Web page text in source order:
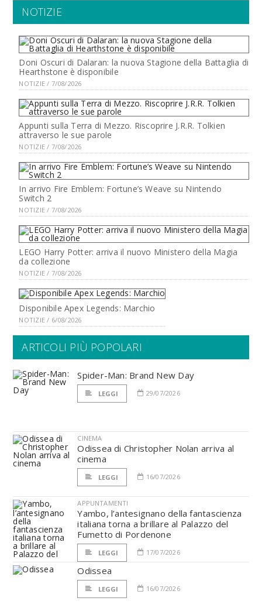
NOTIZIE
Doni Oscuri di Dalaran: la nuova Stagione della Battaglia di
Hearthstone è disponibile
NOTIZIE / 7/08/2026
Appunti sulla Terra di Mezzo. Riscoprire J.R.R. Tolkien
attraverso le sue parole
NOTIZIE / 7/08/2026
In arrivo Fire Emblem: Fortune’s Weave su Nintendo
Switch 2
NOTIZIE / 7/08/2026
LEGO Harry Potter: arriva il nuovo Ministero della Magia
da collezione
NOTIZIE / 7/08/2026
Disponibile Apex Legends: Marchio
NOTIZIE / 6/08/2026
ARTICOLI PIÙ POPOLARI
Spider-Man: Brand New Day
LEGGI 29/07/2026
CINEMA
Odissea di Christopher Nolan arriva al
cinema
LEGGI 16/07/2026
APPUNTAMENTI
Yambo, l’antesignano della fantascienza
italiana torna a brillare al Palazzo del
Fumetto di Pordenone
LEGGI 17/07/2026
Odissea
LEGGI 16/07/2026